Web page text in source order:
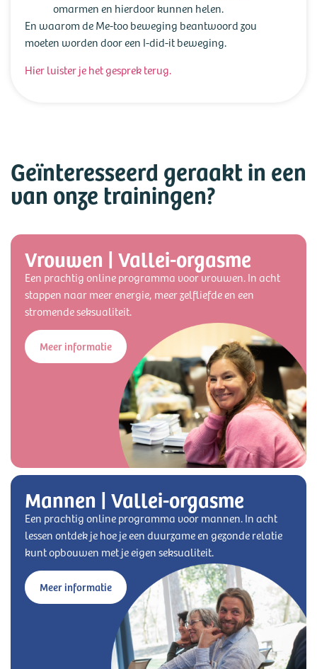
omarmen en hierdoor kunnen helen.
En waarom de Me-too beweging beantwoord zou
moeten worden door een I-did-it beweging.
Hier luister je het gesprek terug.
Geïnteresseerd geraakt in een
van onze trainingen?
Vrouwen | Vallei-orgasme
Een prachtig online programma voor vrouwen. In acht
stappen naar meer energie, meer zelfliefde en een
stromende seksualiteit.
Meer informatie
Mannen | Vallei-orgasme
Een prachtig online programma voor mannen. In acht
lessen ontdek je hoe je een duurzame en gezonde relatie
kunt opbouwen met je eigen seksualiteit.
Meer informatie